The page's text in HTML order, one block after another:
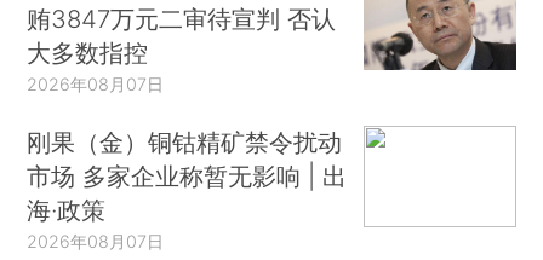
贿3847万元二审待宣判 否认
大多数指控
2026年08月07日
刚果（金）铜钴精矿禁令扰动
市场 多家企业称暂无影响 | 出
海·政策
2026年08月07日